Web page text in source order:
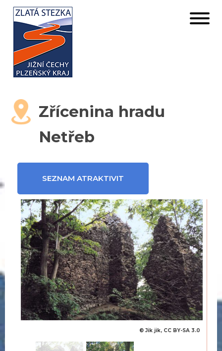
Zřícenina hradu
Netřeb
SEZNAM ATRAKTIVIT
© Jik jik, CC BY-SA 3.0